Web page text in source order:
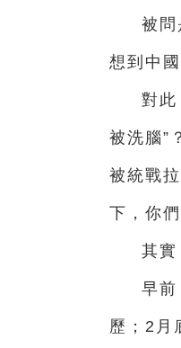
被問
想到中
對此
被洗腦”
被統戰
下，你
其實
早
歷；2月